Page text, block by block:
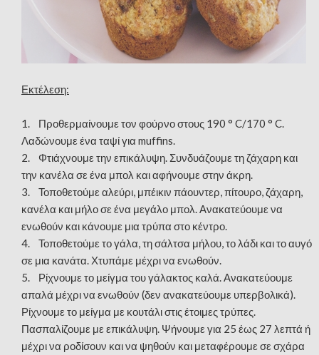
Εκτέλεση:
1. Προθερμαίνουμε τον φούρνο στους 190 ° C/170 ° C.
Λαδώνουμε ένα ταψί για muffins.
2. Φτιάχνουμε την επικάλυψη. Συνδυάζουμε τη ζάχαρη και
την κανέλα σε ένα μπολ και αφήνουμε στην άκρη.
3. Τοποθετούμε αλεύρι, μπέικιν πάουντερ, πίτουρο, ζάχαρη,
κανέλα και μήλο σε ένα μεγάλο μπολ. Ανακατεύουμε να
ενωθούν και κάνουμε μια τρύπα στο κέντρο.
4. Τοποθετούμε το γάλα, τη σάλτσα μήλου, το λάδι και το αυγό
σε μια κανάτα. Χτυπάμε μέχρι να ενωθούν.
5. Ρίχνουμε το μείγμα του γάλακτος καλά. Ανακατεύουμε
απαλά μέχρι να ενωθούν (δεν ανακατεύουμε υπερβολικά).
Ρίχνουμε το μείγμα με κουτάλι στις έτοιμες τρύπες.
Πασπαλίζουμε με επικάλυψη. Ψήνουμε για 25 έως 27 λεπτά ή
μέχρι να ροδίσουν και να ψηθούν και μεταφέρουμε σε σχάρα